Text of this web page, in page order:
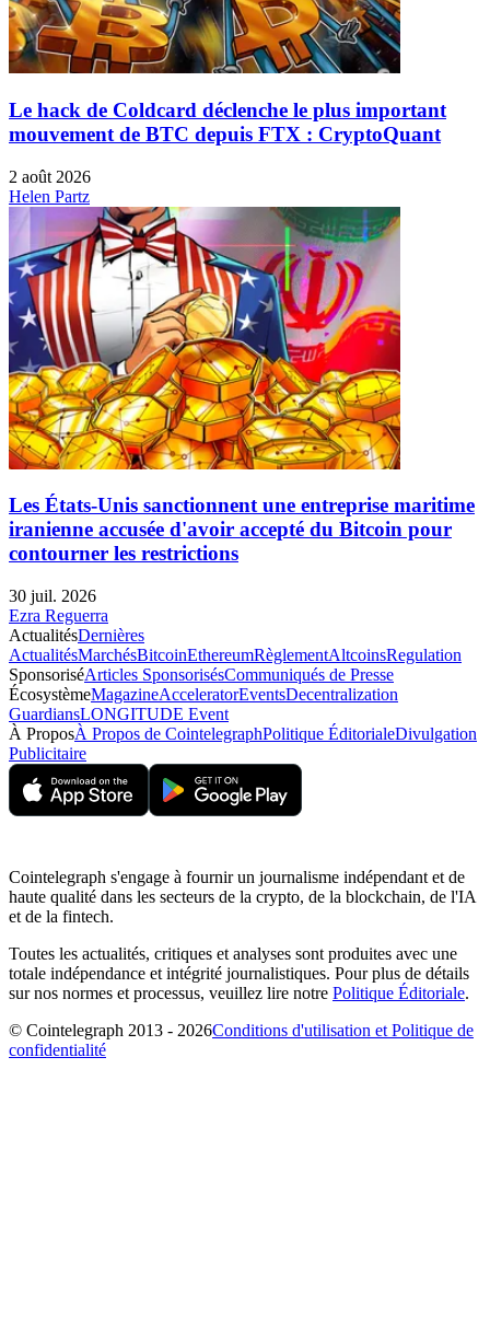
Le hack de Coldcard déclenche le plus important
mouvement de BTC depuis FTX : CryptoQuant
2 août 2026
Helen Partz
Les États-Unis sanctionnent une entreprise maritime
iranienne accusée d'avoir accepté du Bitcoin pour
contourner les restrictions
30 juil. 2026
Ezra Reguerra
ActualitésDernières
ActualitésMarchésBitcoinEthereumRèglementAltcoinsRegulation
SponsoriséArticles SponsorisésCommuniqués de Presse
ÉcosystèmeMagazineAcceleratorEventsDecentralization
GuardiansLONGITUDE Event
À ProposÀ Propos de CointelegraphPolitique ÉditorialeDivulgation
Publicitaire
Cointelegraph s'engage à fournir un journalisme indépendant et de
haute qualité dans les secteurs de la crypto, de la blockchain, de l'IA
et de la fintech.
Toutes les actualités, critiques et analyses sont produites avec une
totale indépendance et intégrité journalistiques. Pour plus de détails
sur nos normes et processus, veuillez lire notre Politique Éditoriale.
© Cointelegraph 2013 - 2026Conditions d'utilisation et Politique de
confidentialité